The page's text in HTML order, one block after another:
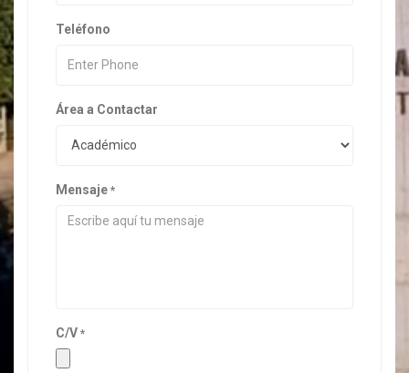
Teléfono
Área a Contactar
Mensaje *
C/V *